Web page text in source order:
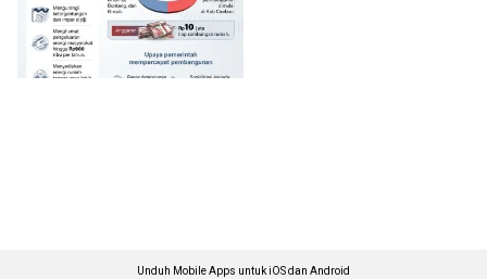
Unduh Mobile Apps untuk iOS dan Android